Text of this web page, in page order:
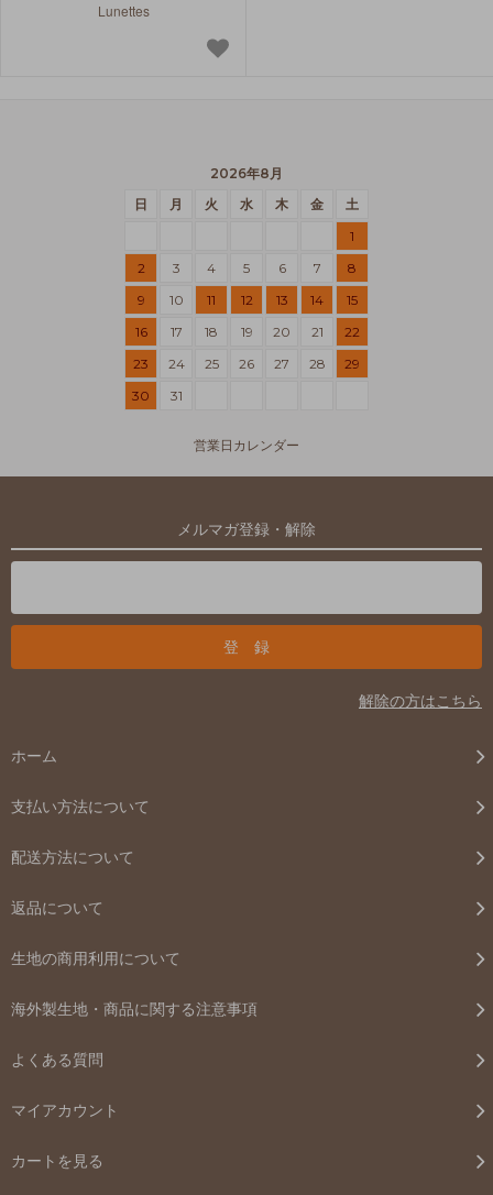
Lunettes
2026年8月
日
月 火 水 木 金
土
1
2
3 4 5 6 7
8
9
10 11 12 13 14
15
16
17 18 19 20 21
22
23
24 25 26 27 28
29
30
31
営業日カレンダー
メルマガ登録・解除
解除の方はこちら
ホーム
支払い方法について
配送方法について
返品について
生地の商用利用について
海外製生地・商品に関する注意事項
よくある質問
マイアカウント
カートを見る